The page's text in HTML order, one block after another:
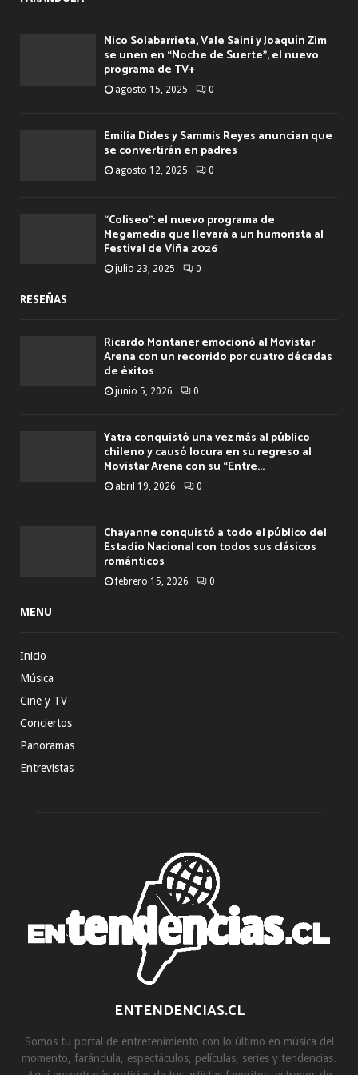
Nico Solabarrieta, Vale Saini y Joaquín Zim
se unen en “Noche de Suerte”, el nuevo
programa de TV+
agosto 15, 2025 0
Emilia Dides y Sammis Reyes anuncian que
se convertirán en padres
agosto 12, 2025 0
“Coliseo”: el nuevo programa de
Megamedia que llevará a un humorista al
Festival de Viña 2026
julio 23, 2025 0
RESEÑAS
Ricardo Montaner emocionó al Movistar
Arena con un recorrido por cuatro décadas
de éxitos
junio 5, 2026 0
Yatra conquistó una vez más al público
chileno y causó locura en su regreso al
Movistar Arena con su “Entre...
abril 19, 2026 0
Chayanne conquistó a todo el público del
Estadio Nacional con todos sus clásicos
románticos
febrero 15, 2026 0
MENU
Inicio
Música
Cine y TV
Conciertos
Panoramas
Entrevistas
ENTENDENCIAS.CL
Somos tu portal de entretenimiento con lo último en música del
momento, farándula, espectáculos, películas, series y tendencias.